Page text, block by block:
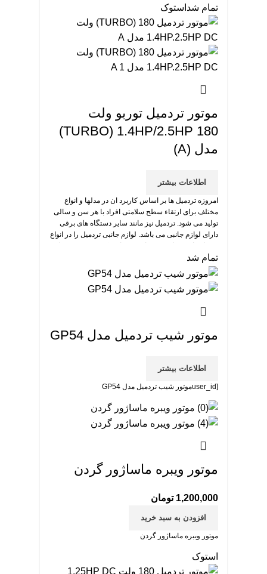
تمام شد استوک
موتور تردمیل توربو ولت
TURBO) 1.4HP/2.5HP 180)
مدل (A)
اطلاعات بیشتر
امروزه تردمیل ها بر اساس کاربرد ان در مدلها و انواع
مختلف برای ارتقاء سطح سلامتی افراد با هر سن و سالی
تولید می شود. تردمیل نیز مانند سایر دستگاه های برقی
دارای لوازم جانبی می باشد. لوازم جانبی تردمیل را در انواع
مهم ترین بخش تردمیل است.
تمام شد
موتور شیب تردمیل مدل GP54
اطلاعات بیشتر
[user_idموتور شیب تردمیل مدل GP54
موتور ویبره ماساژور گردن
1,200,000 تومان
افزودن به سبد خرید
موتور ویبره ماساژور گردن
استوک